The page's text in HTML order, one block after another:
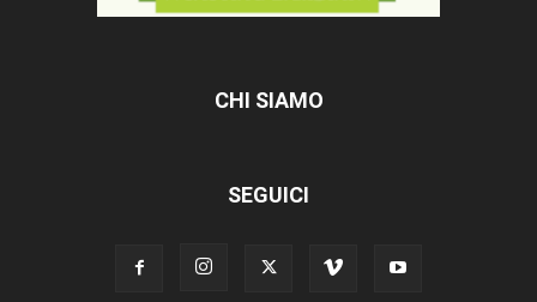
CHI SIAMO
SEGUICI